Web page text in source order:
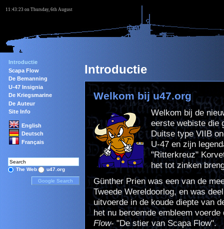
Introductie
Welkom bij u47.org
Welkom bij de
eerste webiste die
Duitse type VIIB
U-47 en zijn
"Ritterkreuz"
het tot zinken
Günther Prien was een van de
Tweede Wereldoorlog, en was
uitvoerde in de koude diepte van
het nu beroemde embleem
Flow- "De stier van Scapa Flow".
Introductie
Scapa Flow
De Bemanning
U-47 Insignia
De Kriegsmarine
De Auteur
Site Info
English
Deutsch
Français
The Web u47.org
11:43:23 on Thursday, 6th August